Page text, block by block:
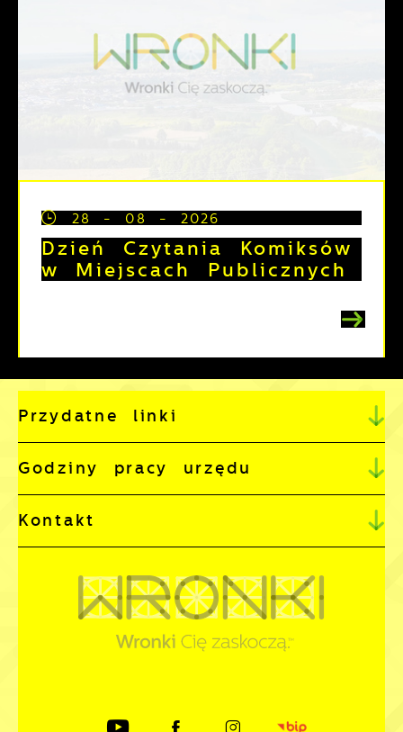
28 - 08 - 2026
Dzień Czytania Komiksów
w Miejscach Publicznych
Przydatne linki
Godziny pracy urzędu
Kontakt